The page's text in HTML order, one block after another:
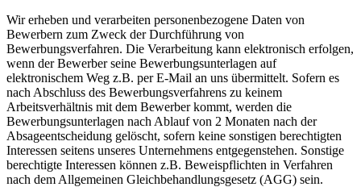
Wir erheben und verarbeiten personenbezogene Daten von
Bewerbern zum Zweck der Durchführung von
Bewerbungsverfahren. Die Verarbeitung kann elektronisch erfolgen,
wenn der Bewerber seine Bewerbungsunterlagen auf
elektronischem Weg z.B. per E-Mail an uns übermittelt. Sofern es
nach Abschluss des Bewerbungsverfahrens zu keinem
Arbeitsverhältnis mit dem Bewerber kommt, werden die
Bewerbungsunterlagen nach Ablauf von 2 Monaten nach der
Absageentscheidung gelöscht, sofern keine sonstigen berechtigten
Interessen seitens unseres Unternehmens entgegenstehen. Sonstige
berechtigte Interessen können z.B. Beweispflichten in Verfahren
nach dem Allgemeinen Gleichbehandlungsgesetz (AGG) sein.